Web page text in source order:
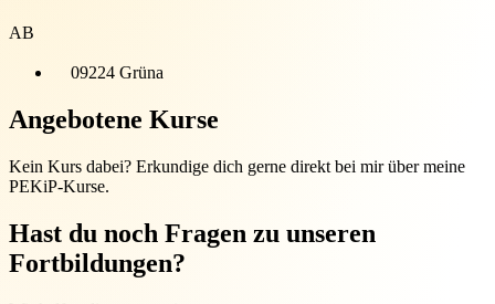
AB
09224 Grüna
Angebotene Kurse
Kein Kurs dabei? Erkundige dich gerne direkt bei mir über meine
PEKiP-Kurse.
Hast du noch Fragen zu unseren
Fortbildungen?